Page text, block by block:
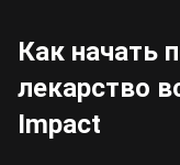
Как начать
лекарство
Impact